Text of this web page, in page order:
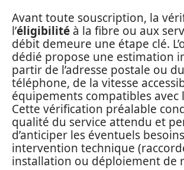
Avant toute souscription, la
l’éligibilité à la fibre ou aux
débit demeure une étape clé.
dédié propose une estimation
partir de l’adresse postale ou
téléphone, de la vitesse
équipements compatibles avec
Cette vérification préalable
qualité du service attendu et
d’anticiper les éventuels
intervention technique
installation ou déploiement de